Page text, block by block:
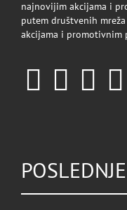
najnovijim akcijama i
putem društvenih
akcijama i promotivnim